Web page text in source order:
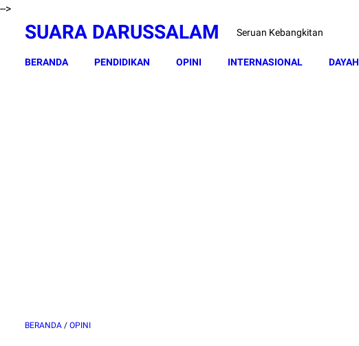
-->
SUARA DARUSSALAM Seruan Kebangkitan
BERANDA PENDIDIKAN OPINI INTERNASIONAL DAYAH
BERANDA / OPINI